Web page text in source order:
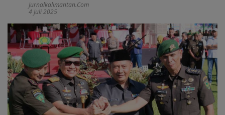
Jurnalkalimantan.com
4 Juli 2025